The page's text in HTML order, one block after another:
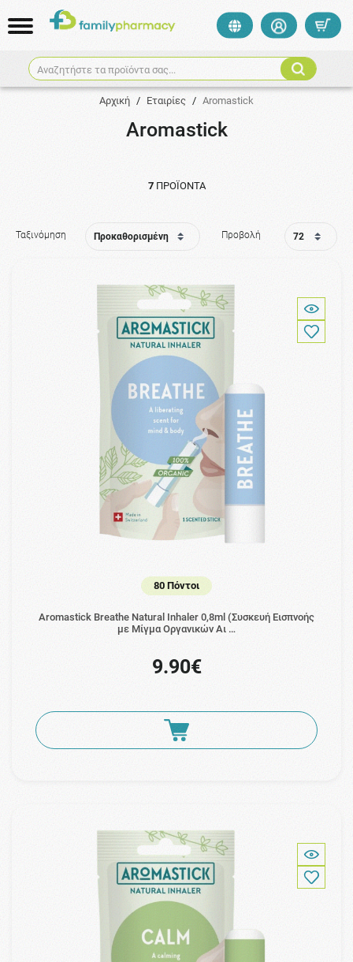
Αναζητήστε τα προϊόντα σας...
Αρχική / Εταιρίες / Aromastick
Aromastick
7ΠΡΟΪΌΝΤΑ
Ταξινόμηση Προβολή
80 Πόντοι
Aromastick Breathe Natural Inhaler 0,8ml (Συσκευή Εισπνοής
με Μίγμα Οργανικών Αι …
9.90€